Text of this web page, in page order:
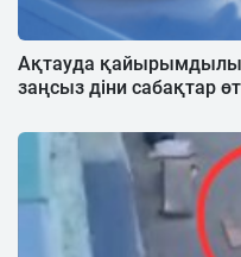
Ақтауда
заңсыз діни сабақтар